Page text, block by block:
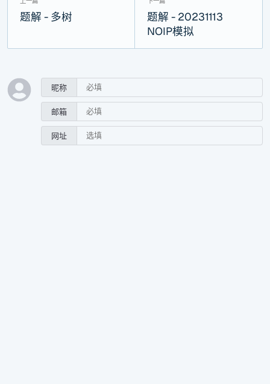
题解 - 多树
题解 - 20231113
NOIP模拟
昵称
邮箱
网址